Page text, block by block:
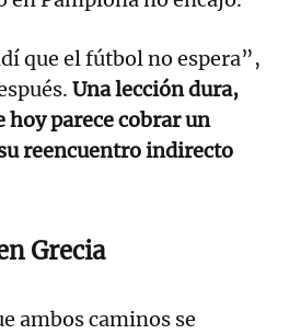
que el fútbol no espera”,
Una lección dura,
parece cobrar un
reencuentro indirecto
Grecia
ambos caminos se